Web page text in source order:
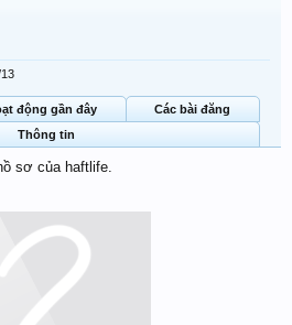
động gần đây
Các bài đăng
Thông tin
sơ của haftlife.